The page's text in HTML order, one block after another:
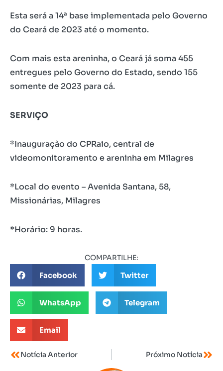
Esta será a 14ª base implementada pelo Governo
do Ceará de 2023 até o momento.
Com mais esta areninha, o Ceará já soma 455
entregues pelo Governo do Estado, sendo 155
somente de 2023 para cá.
SERVIÇO
*Inauguração do CPRaio, central de
videomonitoramento e areninha em Milagres
*Local do evento – Avenida Santana, 58,
Missionárias, Milagres
*Horário: 9 horas.
COMPARTILHE:
Facebook Twitter
WhatsApp Telegram
Email
Notícia Anterior Próximo Notícia